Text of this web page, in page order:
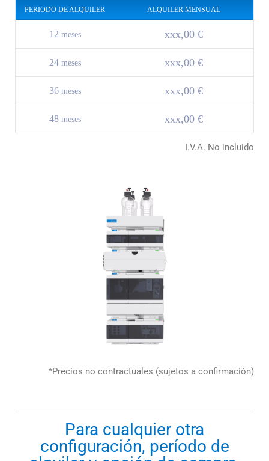
PERIODO DE ALQUILER ALQUILER MENSUAL
12 meses xxx,00 €
24 meses xxx,00 €
36 meses xxx,00 €
48 meses xxx,00 €
I.V.A. No incluido
*Precios no contractuales (sujetos a confirmación)
Para cualquier otra
configuración, período de